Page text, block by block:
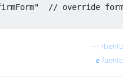
// override form
rbento
fuente